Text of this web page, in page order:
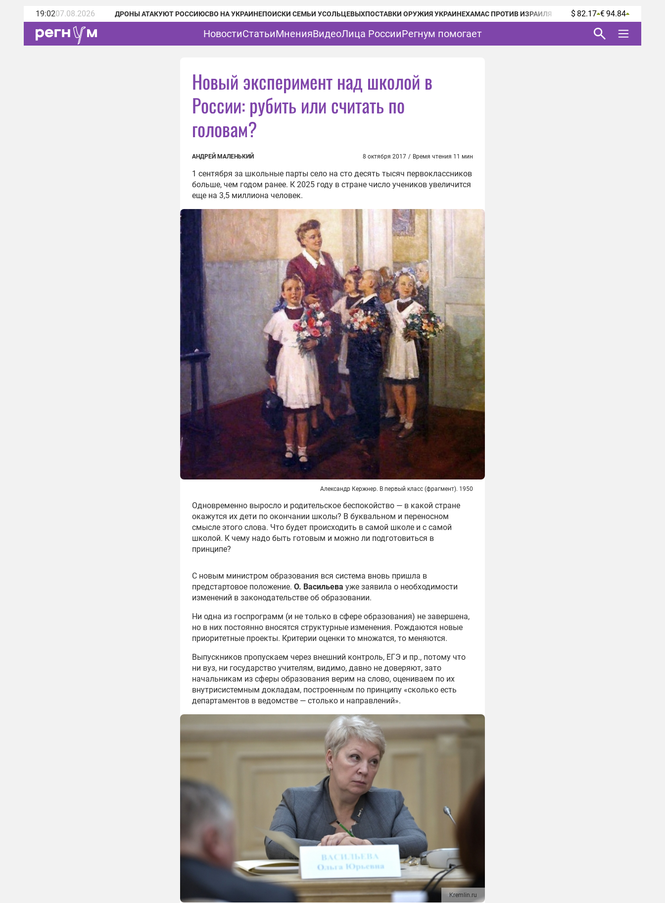
19:0207.08.2026 ДРОНЫ АТАКУЮТ РОССИЮСВО НА УКРАИНЕПОИСКИ СЕМЬИ УСОЛЬЦЕВЫХПОСТАВКИ ОРУЖИЯ УКРАИНЕХАМАС ПРОТИВ ИЗРАИЛЯ $ 82.17 € 94.84
НовостиСтатьиМненияВидеоЛица РоссииРегнум помогает
Новый эксперимент над школой в
России: рубить или считать по
головам?
АНДРЕЙ МАЛЕНЬКИЙ 8 октября 2017 / Время чтения 11 мин
1 сентября за школьные парты село на сто десять тысяч первоклассников
больше, чем годом ранее. К 2025 году в стране число учеников увеличится
еще на 3,5 миллиона человек.
Александр Кержнер. В первый класс (фрагмент). 1950
Одновременно выросло и родительское беспокойство — в какой стране
окажутся их дети по окончании школы? В буквальном и переносном
смысле этого слова. Что будет происходить в самой школе и с самой
школой. К чему надо быть готовым и можно ли подготовиться в
принципе?
С новым министром образования вся система вновь пришла в
предстартовое положение. О. Васильева уже заявила о необходимости
изменений в законодательстве об образовании.
Ни одна из госпрограмм (и не только в сфере образования) не завершена,
но в них постоянно вносятся структурные изменения. Рождаются новые
приоритетные проекты. Критерии оценки то множатся, то меняются.
Выпускников пропускаем через внешний контроль, ЕГЭ и пр., потому что
ни вуз, ни государство учителям, видимо, давно не доверяют, зато
начальникам из сферы образования верим на слово, оцениваем по их
внутрисистемным докладам, построенным по принципу «сколько есть
департаментов в ведомстве — столько и направлений».
Kremlin.ru